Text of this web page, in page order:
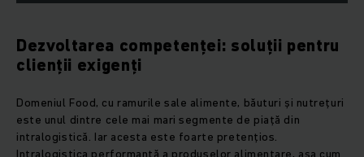
Dezvoltarea competenței: soluții pentru
clienții exigenți
Domeniul Food, cu ramurile sale alimente, băuturi și nutrețuri
este unul dintre cele mai mari segmente de piață din
intralogistică. Iar acesta este foarte pretențios.